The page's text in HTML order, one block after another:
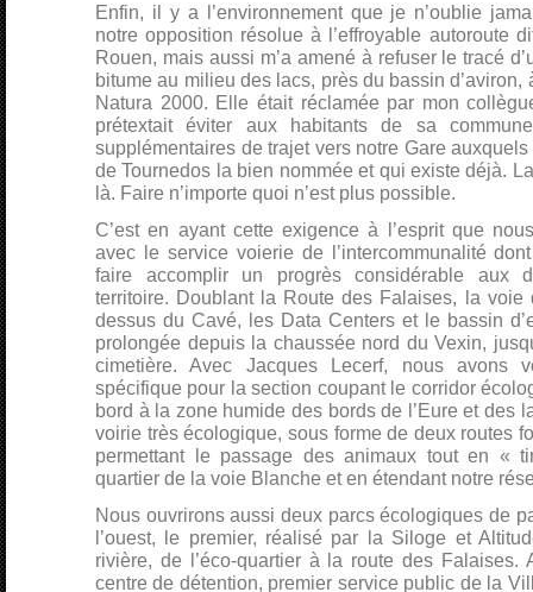
Enfin, il y a l’environnement que je n’oublie
notre opposition résolue à l’effroyable autoroute
Rouen, mais aussi m’a amené à refuser le tracé
bitume au milieu des lacs, près du bassin d’aviron,
Natura 2000. Elle était réclamée par mon
prétextait éviter aux habitants de sa
supplémentaires de trajet vers notre Gare
de Tournedos la bien nommée et qui existe déjà.
là. Faire n’importe quoi n’est plus possible.
C’est en ayant cette exigence à l’esprit que
avec le service voierie de l’intercommunalité
faire accomplir un progrès considérable aux
territoire. Doublant la Route des Falaises, la voie
dessus du Cavé, les Data Centers et le bassin
prolongée depuis la chaussée nord du Vexin,
cimetière. Avec Jacques Lecerf, nous avons
spécifique pour la section coupant le corridor
bord à la zone humide des bords de l’Eure et des
voirie très écologique, sous forme de deux routes
permettant le passage des animaux tout en «
quartier de la voie Blanche et en étendant notre
Nous ouvrirons aussi deux parcs écologiques de
l’ouest, le premier, réalisé par la Siloge et
rivière, de l’éco-quartier à la route des Falaises.
centre de détention, premier service public de la